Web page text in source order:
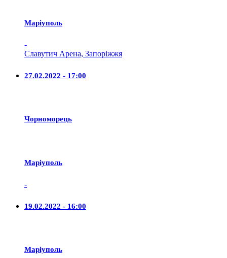
Маріуполь
-
Славутич Арена, Запоріжжя
27.02.2022 - 17:00
Чорноморець
Маріуполь
-
19.02.2022 - 16:00
Маріуполь